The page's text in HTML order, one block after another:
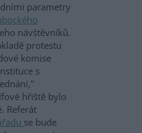
parametry
návštěvníků.
protestu
komise
s
hřiště bylo
Referát
se bude